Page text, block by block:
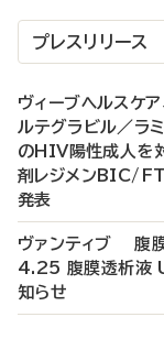
プレスリリース
ヴィーブヘルスケア
ルテグラビル／ラ
のHIV陽性成人を
剤レジメンBIC/
発表
ヴァンティブ 腹
4.25 腹膜透析液
知らせ